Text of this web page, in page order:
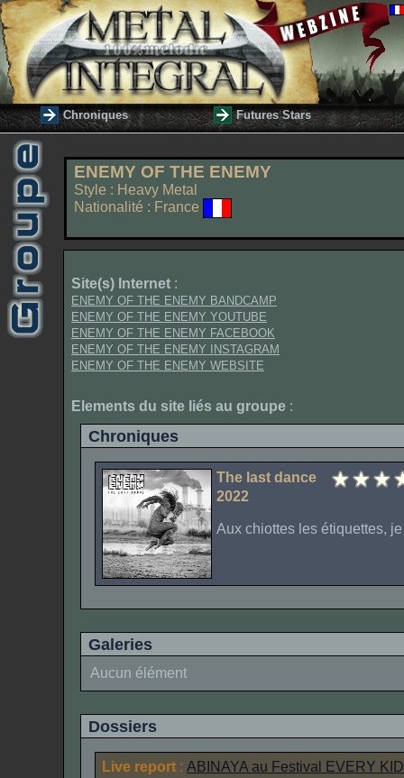
Chroniques Futures Stars
ENEMY OF THE ENEMY
Style : Heavy Metal
Nationalité : France
Site(s) Internet :
ENEMY OF THE ENEMY BANDCAMP
ENEMY OF THE ENEMY YOUTUBE
ENEMY OF THE ENEMY FACEBOOK
ENEMY OF THE ENEMY INSTAGRAM
ENEMY OF THE ENEMY WEBSITE
Elements du site liés au groupe :
Chroniques
The last dance
2022
Aux chiottes les étiquettes,
Galeries
Aucun élément
Dossiers
Live report : ABINAYA au Festival EVERY